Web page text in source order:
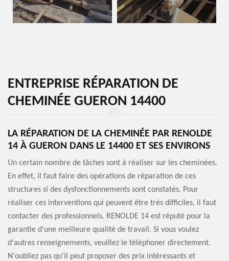
ENTREPRISE RÉPARATION DE
CHEMINÉE GUERON 14400
LA RÉPARATION DE LA CHEMINÉE PAR RENOLDE
14 À GUERON DANS LE 14400 ET SES ENVIRONS
Un certain nombre de tâches sont à réaliser sur les cheminées.
En effet, il faut faire des opérations de réparation de ces
structures si des dysfonctionnements sont constatés. Pour
réaliser ces interventions qui peuvent être très difficiles, il faut
contacter des professionnels. RENOLDE 14 est réputé pour la
garantie d'une meilleure qualité de travail. Si vous voulez
d'autres renseignements, veuillez le téléphoner directement.
N'oubliez pas qu'il peut proposer des prix intéressants et